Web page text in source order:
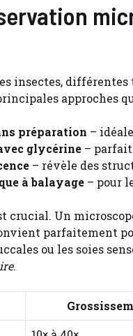
insectes,
approches
préparation –
glycérine –
– révèle des
à balayage – pour
crucial. Un
parfaitement
ou les soies
.